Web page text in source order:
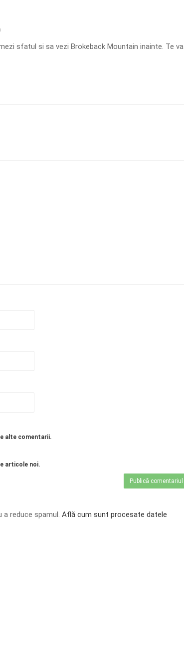
sfatul si sa vezi Brokeback Mountain inainte. Te va
alte comentarii.
articole noi.
reduce spamul. Află cum sunt procesate datele